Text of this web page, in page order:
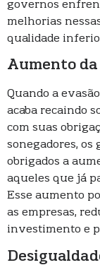
governos
melhorias
qualidade
Aumento
Quando a
acaba recaindo
com suas
sonegadores, os
obrigados a
aqueles que já
Esse aumento
as empresas,
investimento e